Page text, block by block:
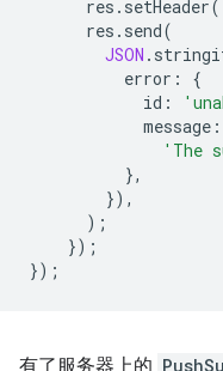
res . setHeader(
res . send(
JSON .
error :
{
id :
message :
'The
},
}),
);
});
});